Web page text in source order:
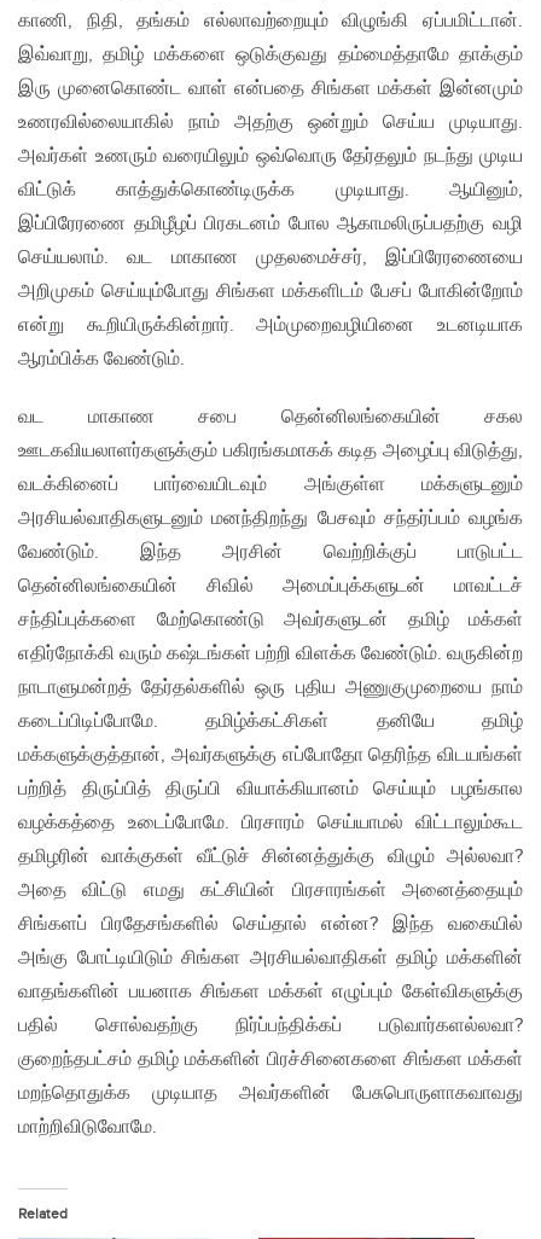
காணி, நிதி, தங்கம் எல்லாவற்றையும் விழுங்கி ஏப்பமிட்டான்.
இவ்வாறு, தமிழ் மக்களை ஒடுக்குவது தம்மைத்தாமே தாக்கும்
இரு முனைகொண்ட வாள் என்பதை சிங்கள மக்கள் இன்னமும்
உணரவில்லையாகில் நாம் அதற்கு ஒன்றும் செய்ய முடியாது.
அவர்கள் உணரும் வரையிலும் ஒவ்வொரு தேர்தலும் நடந்து முடிய
விட்டுக் காத்துக்கொண்டிருக்க முடியாது. ஆயினும்,
இப்பிரேரணை தமிழீழப் பிரகடனம் போல ஆகாமலிருப்பதற்கு வழி
செய்யலாம். வட மாகாண முதலமைச்சர், இப்பிரேரணையை
அறிமுகம் செய்யும்போது சிங்கள மக்களிடம் பேசப் போகின்றோம்
என்று கூறியிருக்கின்றார். அம்முறைவழியினை உடனடியாக
ஆரம்பிக்க வேண்டும்.
வட மாகாண சபை தென்னிலங்கையின் சகல
ஊடகவியலாளர்களுக்கும் பகிரங்கமாகக் கடித அழைப்பு விடுத்து,
வடக்கினைப் பார்வையிடவும் அங்குள்ள மக்களுடனும்
அரசியல்வாதிகளுடனும் மனந்திறந்து பேசவும் சந்தர்ப்பம் வழங்க
வேண்டும். இந்த அரசின் வெற்றிக்குப் பாடுபட்ட
தென்னிலங்கையின் சிவில் அமைப்புக்களுடன் மாவட்டச்
சந்திப்புக்களை மேற்கொண்டு அவர்களுடன் தமிழ் மக்கள்
எதிர்நோக்கி வரும் கஷ்டங்கள் பற்றி விளக்க வேண்டும். வருகின்ற
நாடாளுமன்றத் தேர்தல்களில் ஒரு புதிய அணுகுமுறையை நாம்
கடைப்பிடிப்போமே. தமிழ்க்கட்சிகள் தனியே தமிழ்
மக்களுக்குத்தான், அவர்களுக்கு எப்போதோ தெரிந்த விடயங்கள்
பற்றித் திருப்பித் திருப்பி வியாக்கியானம் செய்யும் பழங்கால
வழக்கத்தை உடைப்போமே. பிரசாரம் செய்யாமல் விட்டாலும்கூட
தமிழரின் வாக்குகள் வீட்டுச் சின்னத்துக்கு விழும் அல்லவா?
அதை விட்டு எமது கட்சியின் பிரசாரங்கள் அனைத்தையும்
சிங்களப் பிரதேசங்களில் செய்தால் என்ன? இந்த வகையில்
அங்கு போட்டியிடும் சிங்கள அரசியல்வாதிகள் தமிழ் மக்களின்
வாதங்களின் பயனாக சிங்கள மக்கள் எழுப்பும் கேள்விகளுக்கு
பதில் சொல்வதற்கு நிர்ப்பந்திக்கப் படுவார்களல்லவா?
குறைந்தபட்சம் தமிழ் மக்களின் பிரச்சினைகளை சிங்கள மக்கள்
மறந்தொதுக்க முடியாத அவர்களின் பேசுபொருளாகவாவது
மாற்றிவிடுவோமே.
Related